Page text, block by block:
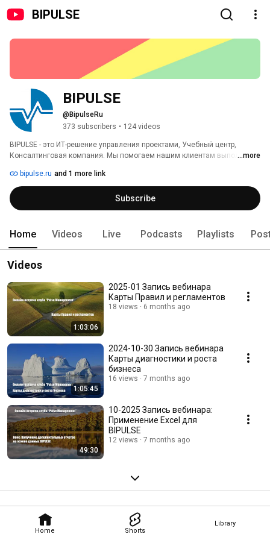
BIPULSE
Home Shorts
Library
BIPULSE
@BipulseRu
373 subscribers • 124 videos
BIPULSE - это ИТ-решение управления проектами, Учебный центр,
Консалтинговая компания. Мы помогаем нашим клиентам выполнять
поддержки через ИТ-решение BIPULSE.
...more
bipulse.ru and 1 more link
Subscribe
Home Videos Live Podcasts Playlists
Videos
1:03:06
2025-01 Запись вебинара
Карты Правил и регламентов
18 views 6 months ago
1:05:45
2024-10-30 Запись вебинара
Карты диагностики и роста
бизнеса
16 views 7 months ago
49:30
10-2025 Запись вебинара:
Применение Excel для
BIPULSE
12 views 7 months ago